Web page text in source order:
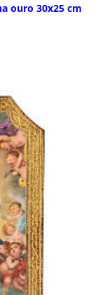
ouro 30x25 cm